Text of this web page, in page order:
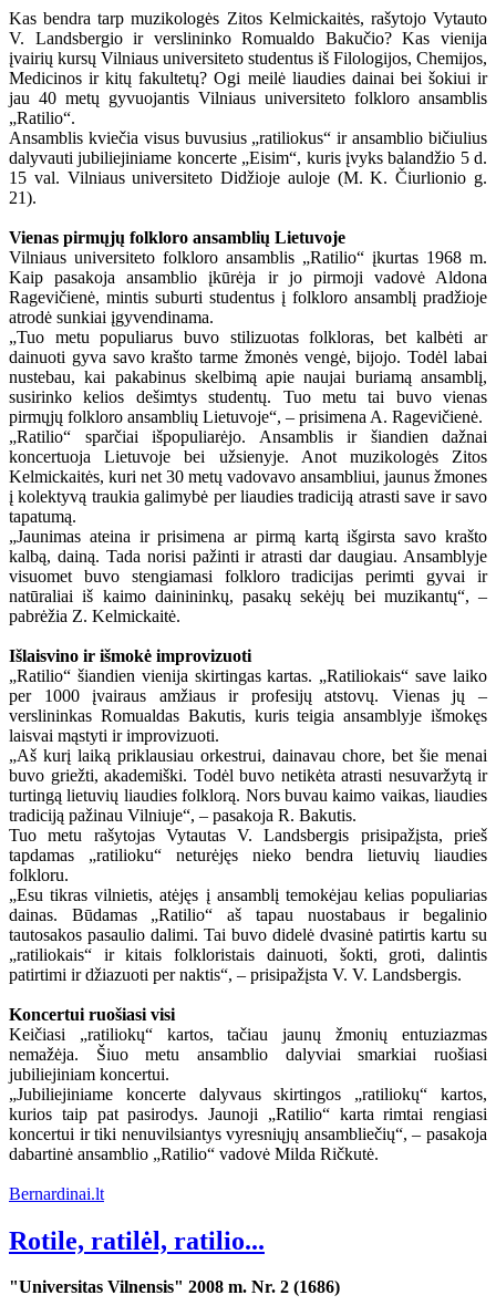
Kas bendra tarp muzikologės Zitos Kelmickaitės, rašytojo Vytauto
V. Landsbergio ir verslininko Romualdo Bakučio? Kas vienija
įvairių kursų Vilniaus universiteto studentus iš Filologijos, Chemijos,
Medicinos ir kitų fakultetų? Ogi meilė liaudies dainai bei šokiui ir
jau 40 metų gyvuojantis Vilniaus universiteto folkloro ansamblis
„Ratilio“.
Ansamblis kviečia visus buvusius „ratiliokus“ ir ansamblio bičiulius
dalyvauti jubiliejiniame koncerte „Eisim“, kuris įvyks balandžio 5 d.
15 val. Vilniaus universiteto Didžioje auloje (M. K. Čiurlionio g.
21).
Vienas pirmųjų folkloro ansamblių Lietuvoje
Vilniaus universiteto folkloro ansamblis „Ratilio“ įkurtas 1968 m.
Kaip pasakoja ansamblio įkūrėja ir jo pirmoji vadovė Aldona
Ragevičienė, mintis suburti studentus į folkloro ansamblį pradžioje
atrodė sunkiai įgyvendinama.
„Tuo metu populiarus buvo stilizuotas folkloras, bet kalbėti ar
dainuoti gyva savo krašto tarme žmonės vengė, bijojo. Todėl labai
nustebau, kai pakabinus skelbimą apie naujai buriamą ansamblį,
susirinko kelios dešimtys studentų. Tuo metu tai buvo vienas
pirmųjų folkloro ansamblių Lietuvoje“, – prisimena A. Ragevičienė.
„Ratilio“ sparčiai išpopuliarėjo. Ansamblis ir šiandien dažnai
koncertuoja Lietuvoje bei užsienyje. Anot muzikologės Zitos
Kelmickaitės, kuri net 30 metų vadovavo ansambliui, jaunus žmones
į kolektyvą traukia galimybė per liaudies tradiciją atrasti save ir savo
tapatumą.
„Jaunimas ateina ir prisimena ar pirmą kartą išgirsta savo krašto
kalbą, dainą. Tada norisi pažinti ir atrasti dar daugiau. Ansamblyje
visuomet buvo stengiamasi folkloro tradicijas perimti gyvai ir
natūraliai iš kaimo dainininkų, pasakų sekėjų bei muzikantų“, –
pabrėžia Z. Kelmickaitė.
Išlaisvino ir išmokė improvizuoti
„Ratilio“ šiandien vienija skirtingas kartas. „Ratiliokais“ save laiko
per 1000 įvairaus amžiaus ir profesijų atstovų. Vienas jų –
verslininkas Romualdas Bakutis, kuris teigia ansamblyje išmokęs
laisvai mąstyti ir improvizuoti.
„Aš kurį laiką priklausiau orkestrui, dainavau chore, bet šie menai
buvo griežti, akademiški. Todėl buvo netikėta atrasti nesuvaržytą ir
turtingą lietuvių liaudies folklorą. Nors buvau kaimo vaikas, liaudies
tradiciją pažinau Vilniuje“, – pasakoja R. Bakutis.
Tuo metu rašytojas Vytautas V. Landsbergis prisipažįsta, prieš
tapdamas „ratilioku“ neturėjęs nieko bendra lietuvių liaudies
folkloru.
„Esu tikras vilnietis, atėjęs į ansamblį temokėjau kelias populiarias
dainas. Būdamas „Ratilio“ aš tapau nuostabaus ir begalinio
tautosakos pasaulio dalimi. Tai buvo didelė dvasinė patirtis kartu su
„ratiliokais“ ir kitais folkloristais dainuoti, šokti, groti, dalintis
patirtimi ir džiazuoti per naktis“, – prisipažįsta V. V. Landsbergis.
Koncertui ruošiasi visi
Keičiasi „ratiliokų“ kartos, tačiau jaunų žmonių entuziazmas
nemažėja. Šiuo metu ansamblio dalyviai smarkiai ruošiasi
jubiliejiniam koncertui.
„Jubiliejiniame koncerte dalyvaus skirtingos „ratiliokų“ kartos,
kurios taip pat pasirodys. Jaunoji „Ratilio“ karta rimtai rengiasi
koncertui ir tiki nenuvilsiantys vyresniųjų ansambliečių“, – pasakoja
dabartinė ansamblio „Ratilio“ vadovė Milda Ričkutė.
Bernardinai.lt
Rotile, ratilėl, ratilio...
"Universitas Vilnensis" 2008 m. Nr. 2 (1686)